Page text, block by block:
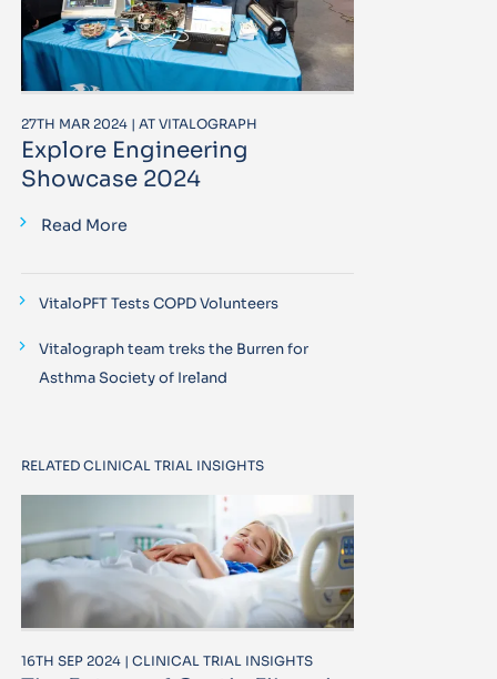
27TH MAR 2024 | AT VITALOGRAPH
Explore Engineering
Showcase 2024
Read More
VitaloPFT Tests COPD Volunteers
Vitalograph team treks the Burren for
Asthma Society of Ireland
RELATED CLINICAL TRIAL INSIGHTS
16TH SEP 2024 | CLINICAL TRIAL INSIGHTS